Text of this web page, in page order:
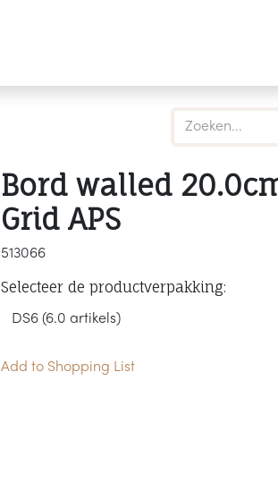
Bord walled
Grid APS
513066
Selecteer de productverpakking:
Add to Shopping List